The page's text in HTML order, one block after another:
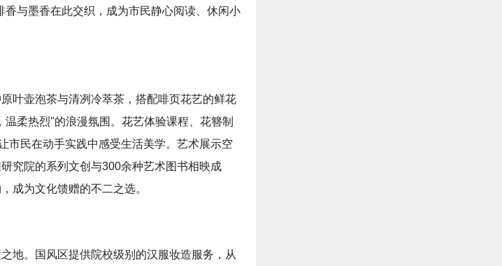
与墨香在此交织，成为市民静心阅读、休闲小
叶壶泡茶与清冽冷萃茶，搭配啡页花艺的鲜花
柔热烈"的浪漫氛围。花艺体验课程、花簪制
市民在动手实践中感受生活美学。艺术展示空
究院的系列文创与300余种艺术图书相映成
成为文化馈赠的不二之选。
地。国风区提供院校级别的汉服妆造服务，从